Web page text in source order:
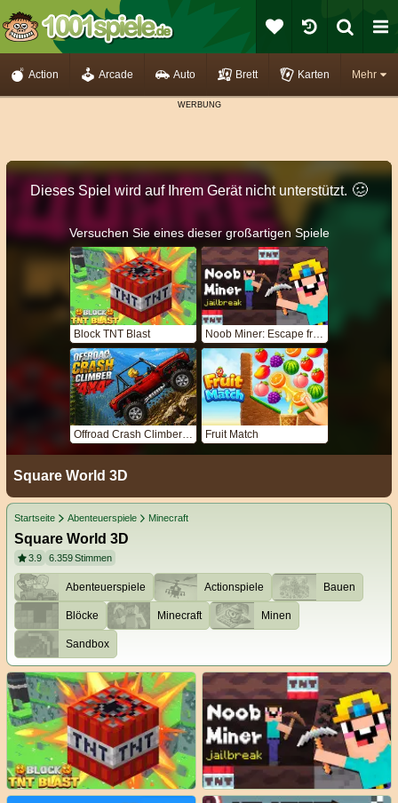
Mehr
Action Arcade Auto Brett Karten
Dieses Spiel wird auf Ihrem Gerät nicht unterstützt. 🥴️
Versuchen Sie eines dieser großartigen Spiele
Block TNT Blast Noob Miner: Escape from Prison
Offroad Crash Climber 4X4 Fruit Match
Square World 3D
Startseite Abenteuerspiele Minecraft
Square World 3D
3.9 6.359Stimmen
Abenteuerspiele Actionspiele Bauen
Blöcke Minecraft Minen
Sandbox